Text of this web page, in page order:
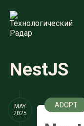
NestJS
MAY
2025
ADOPT